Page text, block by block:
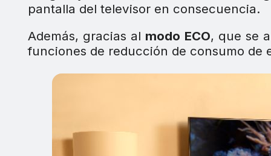
pantalla del televisor en consecuencia.
Además, gracias al modo ECO, que se
funciones de reducción de consumo de